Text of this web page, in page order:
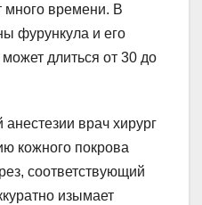
много времени. В
фурункула и его
длиться от 30 до
врач хирург
кожного покрова
соответствующий
изымает